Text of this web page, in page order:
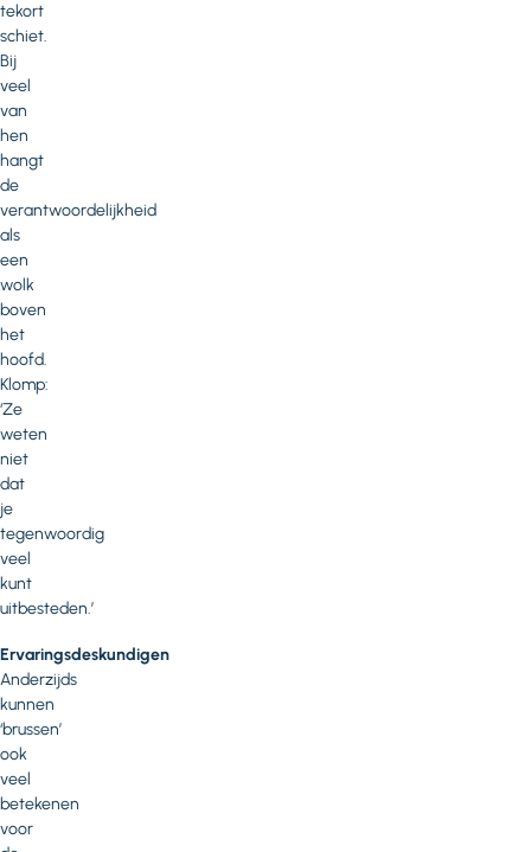
tekort
schiet.
Bij
veel
van
hen
hangt
de
verantwoordelijkheid
als
een
wolk
boven
het
hoofd.
Klomp:
‘Ze
weten
niet
dat
je
tegenwoordig
veel
kunt
uitbesteden.’
Ervaringsdeskundigen
Anderzijds
kunnen
‘brussen’
ook
veel
betekenen
voor